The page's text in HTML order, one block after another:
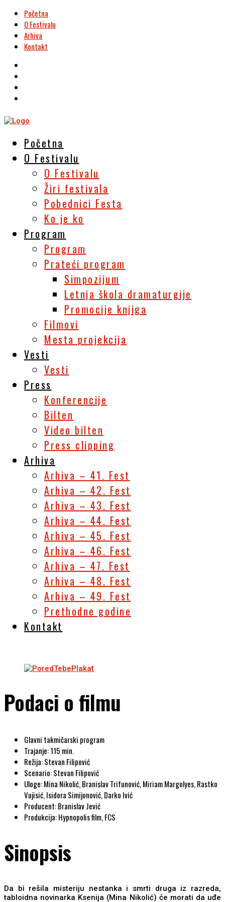
Početna
O Festivalu
Arhiva
Kontakt
Početna
O Festivalu
O Festivalu
Žiri festivala
Pobednici Festa
Ko je ko
Program
Program
Prateći program
Simpozijum
Letnja škola dramaturgije
Promocije knjiga
Filmovi
Mesta projekcija
Vesti
Vesti
Press
Konferencije
Bilten
Video bilten
Press clipping
Arhiva
Arhiva – 41. Fest
Arhiva – 42. Fest
Arhiva – 43. Fest
Arhiva – 44. Fest
Arhiva – 45. Fest
Arhiva – 46. Fest
Arhiva – 47. Fest
Arhiva – 48. Fest
Arhiva – 49. Fest
Prethodne godine
Kontakt
Podaci o filmu
Glavni takmičarski program
Trajanje: 115 min.
Režija: Stevan Filipović
Scenario: Stevan Filipović
Uloge: Mina Nikolić, Branislav Trifunović, Miriam Margolyes, Rastko
Vujisić, Isidora Simijonović, Darko Ivić
Producent: Branislav Jević
Produkcija: Hypnopolis film, FCS
Sinopsis
Da bi rešila misteriju nestanka i smrti druga iz razreda,
tabloidna novinarka Ksenija (Mina Nikolić) će morati da uđe